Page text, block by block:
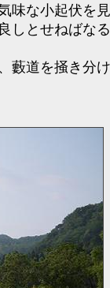
味な小起伏を
しとせねばな
藪道を掻き分